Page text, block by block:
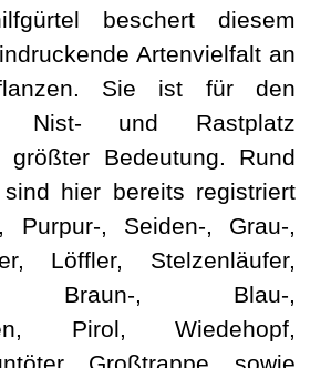
beschert diesem
Artenvielfalt an
Sie ist für den
Nist- und Rastplatz
größter Bedeutung. Rund
hier bereits registriert
Purpur-, Seiden-, Grau-,
Löffler, Stelzenläufer,
Braun-, Blau-,
Pirol, Wiedehopf,